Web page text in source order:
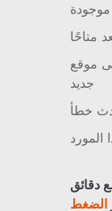
موجودة
متاحًا
موقع
جديد
خطأ
دقائق
الضغط